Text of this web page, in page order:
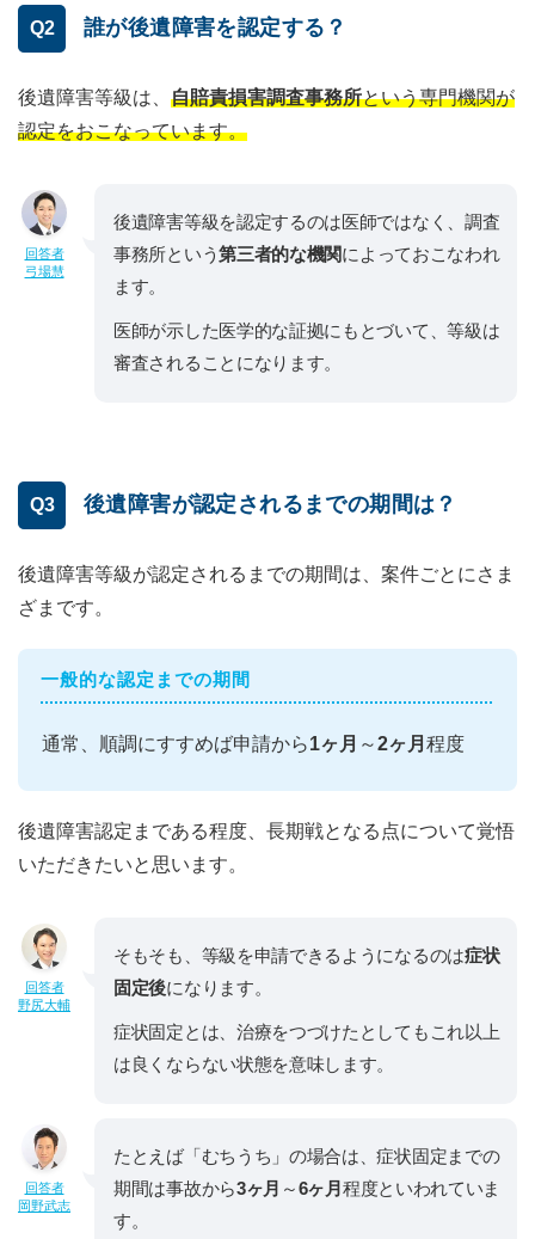
Q2 誰が後遺障害を認定する？
後遺障害等級は、 自賠責損害調査事務所という専門機関が
認定をおこなっています。
回答者
弓場慧
後遺障害等級を認定するのは医師ではなく、調査
事務所という第三者的な機関によっておこなわれ
ます。
医師が示した医学的な証拠にもとづいて、等級は
審査されることになります。
Q3 後遺障害が認定されるまでの期間は？
後遺障害等級が認定されるまでの期間は、案件ごとにさま
ざまです。
一般的な認定までの期間
通常、順調にすすめば申請から1ヶ月 ～2ヶ月 程度
後遺障害認定まである程度、長期戦となる点について覚悟
いただきたいと思います。
回答者
野尻大輔
そもそも、等級を申請できるようになるのは症状
固定後になります。
症状固定とは、治療をつづけたとしてもこれ以上
は良くならない状態を意味します。
回答者
岡野武志
たとえば「むちうち」の場合は、症状固定までの
期間は事故から3ヶ月 ～6ヶ月 程度といわれていま
す。